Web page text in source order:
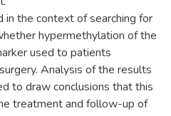
in the context of searching for
hypermethylation of the
used to patients
Analysis of the results
to draw conclusions that this
treatment and follow-up of